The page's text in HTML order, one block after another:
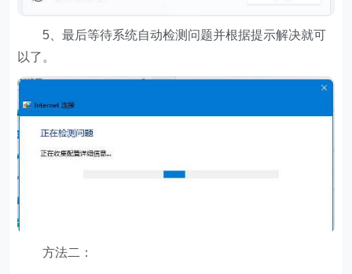
5、最后等待系统自动检测问题并根据提示解决就可
以了。
方法二：